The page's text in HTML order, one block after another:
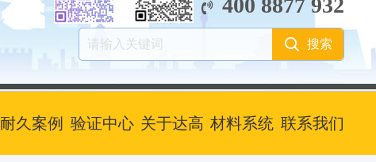
400 8877 932
耐久案例 验证中心 关于达高 材料系统 联系我们